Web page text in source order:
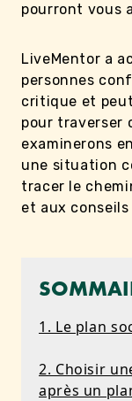
pourront vous
LiveMentor a
personnes
critique et
pour traverser
examinerons
une situation
tracer le
et aux conseils
1. Le plan
2. Choisir
après un